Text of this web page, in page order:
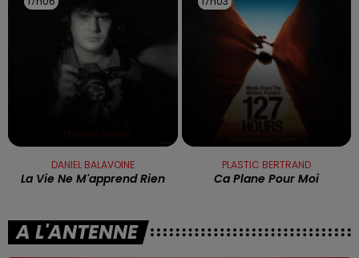
DANIEL BALAVOINE
La Vie Ne M'apprend Rien
PLASTIC BERTRAND
Ca Plane Pour Moi
A L'ANTENNE